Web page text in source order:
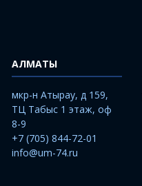
АЛМАТЫ
мкр-н Атырау, д 159,
ТЦ Табыс 1 этаж, оф
8-9
+7 (705) 844-72-01
info@um-74.ru